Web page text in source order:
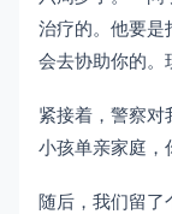
治疗的。他要是
会去协助你的。
紧接着，警察对
小孩单亲家庭，
随后，我们留了